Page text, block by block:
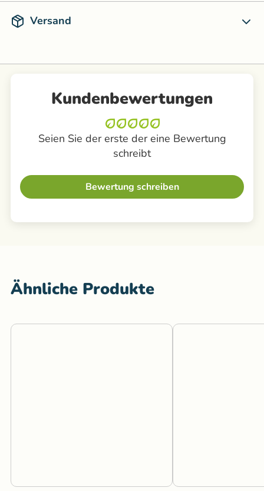
Versand
Kundenbewertungen
Seien Sie der erste der eine Bewertung
schreibt
Bewertung schreiben
Ähnliche Produkte